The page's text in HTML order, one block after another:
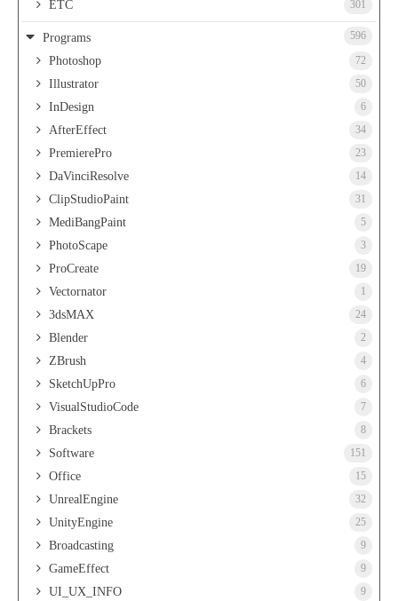
ETC 301
Programs 596
Photoshop 72
Illustrator 50
InDesign 6
AfterEffect 34
PremierePro 23
DaVinciResolve 14
ClipStudioPaint 31
MediBangPaint 5
PhotoScape 3
ProCreate 19
Vectornator 1
3dsMAX 24
Blender 2
ZBrush 4
SketchUpPro 6
VisualStudioCode 7
Brackets 8
Software 151
Office 15
UnrealEngine 32
UnityEngine 25
Broadcasting 9
GameEffect 9
UI_UX_INFO 9